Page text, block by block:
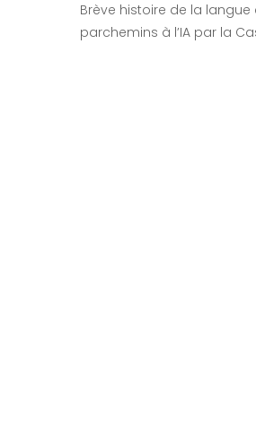
Brève histoire de la
parchemins à l’IA par la